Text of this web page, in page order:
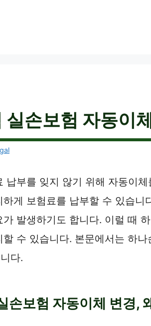
손보험 자동이
납부를 잊지 않기 위해 자동이
게 보험료를 납부할 수 있습
발생하기도 합니다. 이럴 때
수 있습니다. 본문에서는 하
다.
손보험 자동이체 변경,